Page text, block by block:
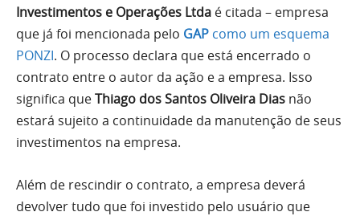
Investimentos e Operações Ltda é citada – empresa
que já foi mencionada pelo GAP como um esquema
PONZI. O processo declara que está encerrado o
contrato entre o autor da ação e a empresa. Isso
significa queThiago dos Santos Oliveira Dias não
estará sujeito a continuidade da manutenção de seus
investimentos na empresa.
Além de rescindir o contrato, a empresa deverá
devolver tudo que foi investido pelo usuário que